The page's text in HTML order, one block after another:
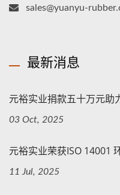
sales@yuanyu-
最新消息
元裕实业捐款五十万元助
03 Oct, 2025
元裕实业荣获ISO 14001
11 Jul, 2025